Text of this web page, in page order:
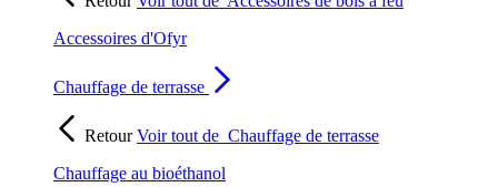
Accessoires d'Ofyr
Chauffage de terrasse
RetourVoir tout de Chauffage de terrasse
Chauffage au bioéthanol